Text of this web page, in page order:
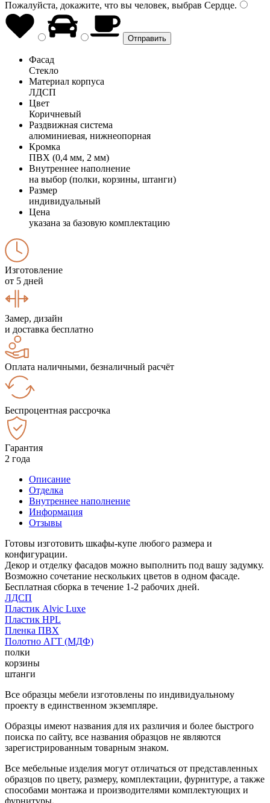
Пожалуйста, докажите, что вы человек, выбрав Сердце.
Фасад
Стекло
Материал корпуса
ЛДСП
Цвет
Коричневый
Раздвижная система
алюминиевая, нижнеопорная
Кромка
ПВХ (0,4 мм, 2 мм)
Внутреннее наполнение
на выбор (полки, корзины, штанги)
Размер
индивидуальный
Цена
указана за базовую комплектацию
Изготовление
от 5 дней
Замер, дизайн
и доставка бесплатно
Оплата наличными, безналичный расчёт
Беспроцентная рассрочка
Гарантия
2 года
Описание
Отделка
Внутреннее наполнение
Информация
Отзывы
Готовы изготовить шкафы-купе любого размера и
конфигурации.
Декор и отделку фасадов можно выполнить под вашу задумку.
Возможно сочетание нескольких цветов в одном фасаде.
Бесплатная сборка в течение 1-2 рабочих дней.
ЛДСП
Пластик Alvic Luxe
Пластик HPL
Пленка ПВХ
Полотно АГТ (МДФ)
полки
корзины
штанги
Все образцы мебели изготовлены по индивидуальному
проекту в единственном экземпляре.
Образцы имеют названия для их различия и более быстрого
поиска по сайту, все названия образцов не являются
зарегистрированным товарным знаком.
Все мебельные изделия могут отличаться от представленных
образцов по цвету, размеру, комплектации, фурнитуре, а также
способами монтажа и производителями комплектующих и
фурнитуры.